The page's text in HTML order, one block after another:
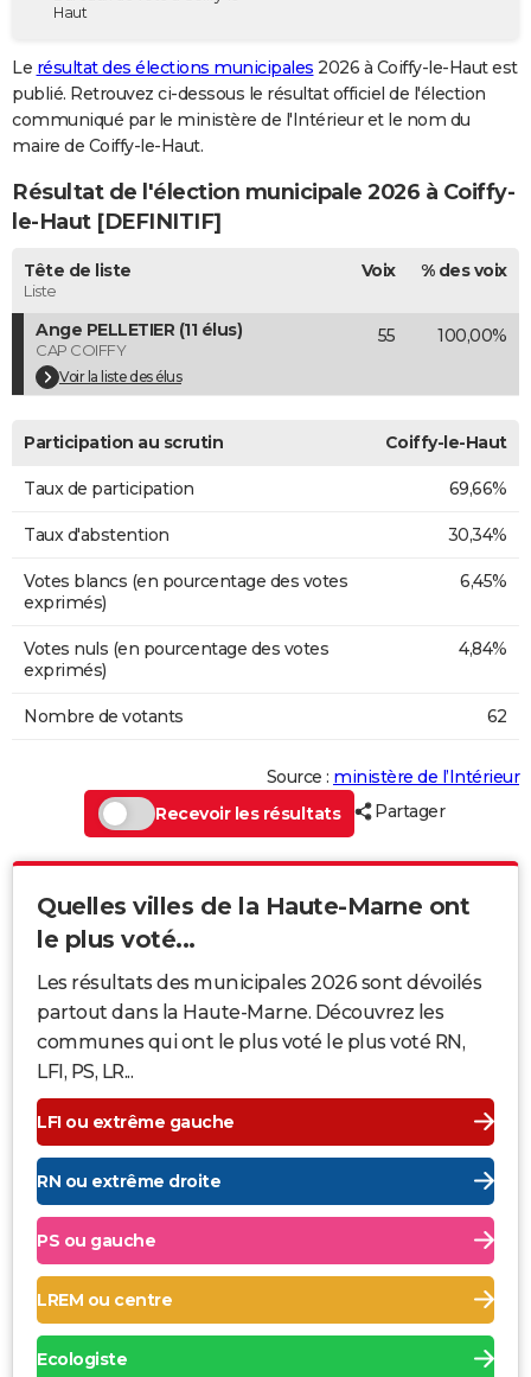
Destinations
City break
Voyage nature
Voyage de noces
Forum
GUIDES D'ACHAT
BONS PLANS
Carte de Noël
Carte Bonne année
Carte Saint-Valentin
Carte Pâques
Carte d'anniversaire
DICTIONNAIRE
Dictionnaire
Biographies
Citations
Expressions
Proverbes
PROGRAMME TV
COPAINS D'AVANT
S'inscrire
Se connecter
Lycées
Collèges
Primaires
Universités
Entreprises
Service militaire
Avis de recherche
AVIS DE DÉCÈS
Bricolage
Television
Haut
Le résultat des élections municipales 2026 à Coiffy-le-Haut est
publié. Retrouvez ci-dessous le résultat officiel de l'élection
communiqué par le ministère de l'Intérieur et le nom du
maire de Coiffy-le-Haut.
Résultat de l'élection municipale 2026 à Coiffy-
le-Haut [DEFINITIF]
Tête de liste
Liste
Voix % des voix
Ange PELLETIER (11 élus)
CAP COIFFY
Voir la liste des élus
55 100,00%
Participation au scrutin Coiffy-le-Haut
Taux de participation 69,66%
Taux d'abstention 30,34%
Votes blancs (en pourcentage des votes
exprimés)
6,45%
Votes nuls (en pourcentage des votes
exprimés)
4,84%
Nombre de votants 62
Source : ministère de l’Intérieur
Recevoir les résultats
Partager
Quelles villes de la Haute-Marne ont
le plus voté...
Les résultats des municipales 2026 sont dévoilés
partout dans la Haute-Marne. Découvrez les
communes qui ont le plus voté le plus voté RN,
LFI, PS, LR...
LFI ou extrême gauche
RN ou extrême droite
PS ou gauche
LREM ou centre
Ecologiste